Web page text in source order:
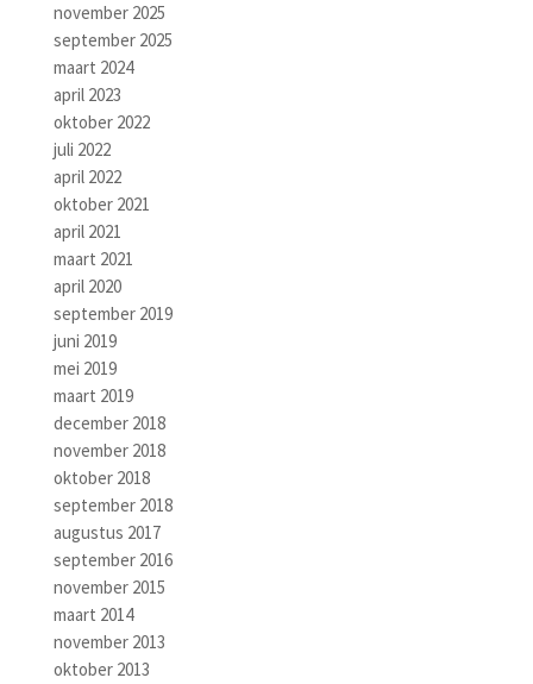
november 2025
september 2025
maart 2024
april 2023
oktober 2022
juli 2022
april 2022
oktober 2021
april 2021
maart 2021
april 2020
september 2019
juni 2019
mei 2019
maart 2019
december 2018
november 2018
oktober 2018
september 2018
augustus 2017
september 2016
november 2015
maart 2014
november 2013
oktober 2013